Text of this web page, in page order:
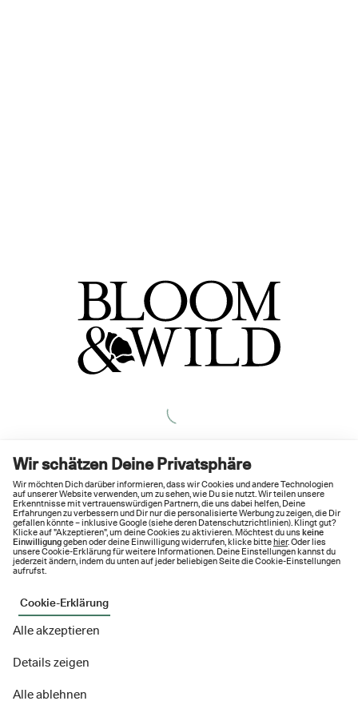
Wir schätzen Deine Privatsphäre
Wir möchten Dich darüber informieren, dass wir Cookies und andere Technologien
auf unserer Website verwenden, um zu sehen, wie Du sie nutzt. Wir teilen unsere
Erkenntnisse mit vertrauenswürdigen Partnern, die uns dabei helfen, Deine
Erfahrungen zu verbessern und Dir nur die personalisierte Werbung zu zeigen, die Dir
gefallen könnte – inklusive Google (siehe deren Datenschutzrichtlinien). Klingt gut?
Klicke auf "Akzeptieren", um deine Cookies zu aktivieren. Möchtest du uns keine
Einwilligunggeben oder deine Einwilligung widerrufen, klicke bittehier. Oder lies
unsere Cookie-Erklärung für weitere Informationen. Deine Einstellungen kannst du
jederzeit ändern, indem du unten auf jeder beliebigen Seite die Cookie-Einstellungen
aufrufst.
Cookie-Erklärung
Alle akzeptieren
Details zeigen
Alle ablehnen